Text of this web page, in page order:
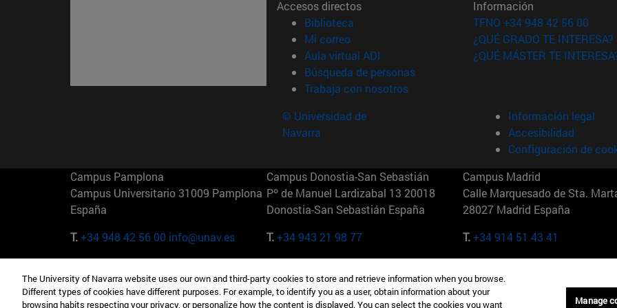
Accesos directos
Biblioteca (abre en nueva ventana)
Mi correo(abre en nueva ventana)
Aula virtual ADI (abre en nueva ventana)
Búsqueda de personas(abre en nueva ventana)
Trabaja con nosotros(abre en nueva ventana)
Información
TFNO +34 948 42 56 00
¿QUÉ GRADO TE INTERESA?
¿QUÉ MÁSTER TE
© Universidad de
Navarra
Información legal
Accesibilidad
Configuración de
Campus Pamplona
Campus Universitario 31009 Pamplona
España
T.+34 948 42 56 00 info@unav.es
Campus Donostia-San Sebastián
Pº de Manuel Lardizabal 13 20018
Donostia-San Sebastián España
T.+34 943 21 98 77
Campus Madrid
Calle Marquesado de Sta.
28027 Madrid España
T.+34 914 51 43 41
Camino del Cerro Águila 3 28023
Madrid España
165 W 57th St 10019-2201 Nueva York
EE.UU
Maria-Theresia-Straße 15
Múnich Alemania
The University of Navarra website uses our own and third-party cookies to store and retrieve information when you browse.
Different types of cookies have different purposes. For example, to identify you as a user, obtain information about your
browsing habits respecting your privacy, or personalize how the content is displayed. You can select the cookies you want
Manage